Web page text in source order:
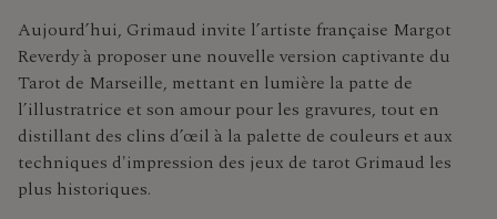
Aujourd’hui, Grimaud invite l’artiste française Margot
Reverdy à proposer une nouvelle version captivante du
Tarot de Marseille, mettant en lumière la patte de
l’illustratrice et son amour pour les gravures, tout en
distillant des clins d’œil à la palette de couleurs et aux
techniques d'impression des jeux de tarot Grimaud les
plus historiques.